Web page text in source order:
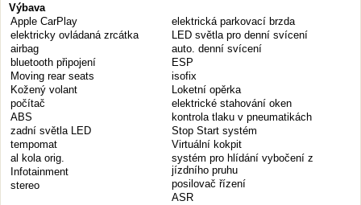
Výbava
Apple CarPlay
elektricky ovládaná zrcátka
airbag
bluetooth připojení
Moving rear seats
Kožený volant
počítač
ABS
zadní světla LED
tempomat
al kola orig.
Infotainment
stereo
elektrická parkovací brzda
LED světla pro denní svícení
auto. denní svícení
ESP
isofix
Loketní opěrka
elektrické stahování oken
kontrola tlaku v pneumatikách
Stop Start systém
Virtuální kokpit
systém pro hlídání vybočení z
jízdního pruhu
posilovač řízení
ASR